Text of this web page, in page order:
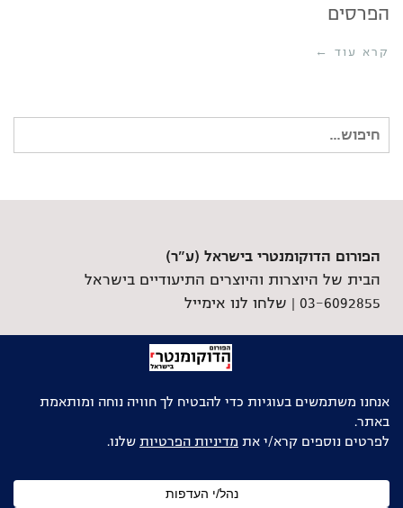
הפרסים
קרא עוד ←
חיפוש
עבור:
הפורום הדוקומנטרי בישראל (ע"ר)
הבית של היוצרות והיוצרים התיעודיים בישראל
03-6092855 |
שלחו לנו אימייל